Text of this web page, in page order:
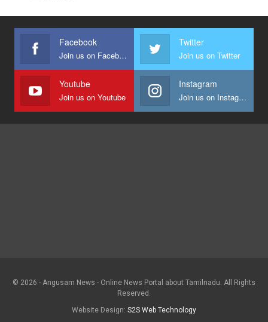
Facebook
Join us on Facebook
Twitter
Join us on Twitter
Youtube
Join us on Youtube
Instagram
Join us on Instagram
© 2026 - Angusam News - Online News Portal about Tamilnadu. All Rights
Reserved.
Website Design: S2S Web Technology